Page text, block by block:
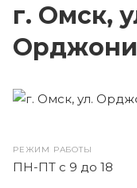
г. Омск,
РЕЖИМ РАБОТЫ
ПН-ПТ с 9 до 18